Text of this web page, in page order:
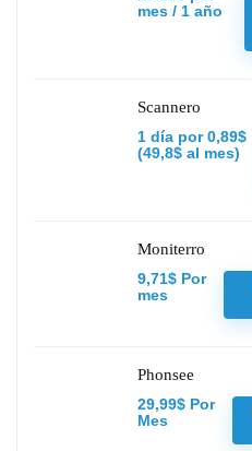
mes / 1 año
Scannero
1 día por 0,89$
(49,8$ al mes)
Moniterro
9,71$ Por
mes
Phonsee
29,99$ Por
Mes